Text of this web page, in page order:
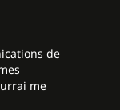
de
me